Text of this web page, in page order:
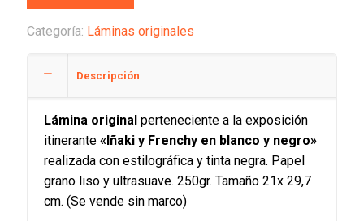
Categoría: Láminas originales
Descripción
Lámina original perteneciente a la exposición
itinerante «Iñaki y Frenchy en blanco y negro»
realizada con estilográfica y tinta negra. Papel
grano liso y ultrasuave. 250gr. Tamaño 21x 29,7
cm. (Se vende sin marco)